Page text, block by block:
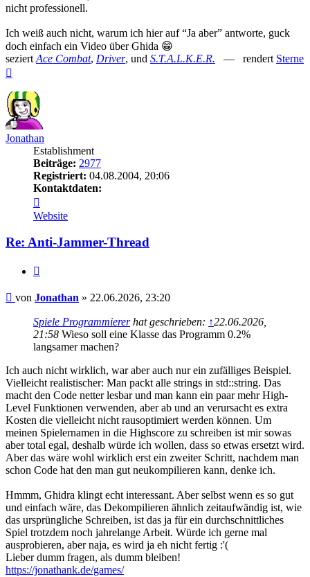
nicht professionell.
Ich weiß auch nicht, warum ich hier auf “Ja aber” antworte, guck
doch einfach ein Video über Ghida 😁
seziert Ace Combat, Driver, und S.T.A.L.K.E.R. — rendert Sterne
Jonathan
Establishment
Beiträge: 2977
Registriert: 04.08.2004, 20:06
Kontaktdaten:
von
Jonathan
Website
Re: Anti-Jammer-Thread
Beitrag
von Jonathan » 22.06.2026, 23:20
Spiele Programmiererhat geschrieben: ↑22.06.2026,
21:58 Wieso soll eine Klasse das Programm 0.2%
langsamer machen?
Ich auch nicht wirklich, war aber auch nur ein zufälliges Beispiel.
Vielleicht realistischer: Man packt alle strings in std::string. Das
macht den Code netter lesbar und man kann ein paar mehr High-
Level Funktionen verwenden, aber ab und an verursacht es extra
Kosten die vielleicht nicht rausoptimiert werden können. Um
meinen Spielernamen in die Highscore zu schreiben ist mir sowas
aber total egal, deshalb würde ich wollen, dass so etwas ersetzt wird.
Aber das wäre wohl wirklich erst ein zweiter Schritt, nachdem man
schon Code hat den man gut neukompilieren kann, denke ich.
Hmmm, Ghidra klingt echt interessant. Aber selbst wenn es so gut
und einfach wäre, das Dekompilieren ähnlich zeitaufwändig ist, wie
das ursprüngliche Schreiben, ist das ja für ein durchschnittliches
Spiel trotzdem noch jahrelange Arbeit. Würde ich gerne mal
ausprobieren, aber naja, es wird ja eh nicht fertig :'(
Lieber dumm fragen, als dumm bleiben!
https://jonathank.de/games/